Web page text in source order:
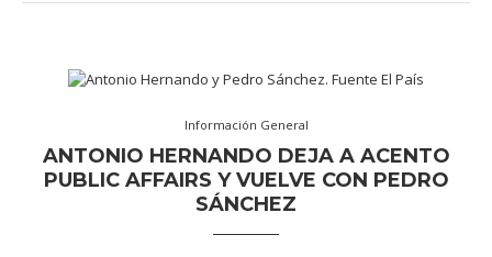
Información General
ANTONIO HERNANDO DEJA A ACENTO
PUBLIC AFFAIRS Y VUELVE CON PEDRO
SÁNCHEZ